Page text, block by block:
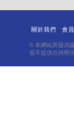
關於我們 會
© 本網站所提供
並不提供任何明